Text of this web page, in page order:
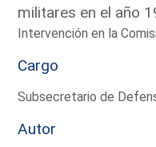
militares en el año
Intervención en la
Cargo
Subsecretario de
Autor